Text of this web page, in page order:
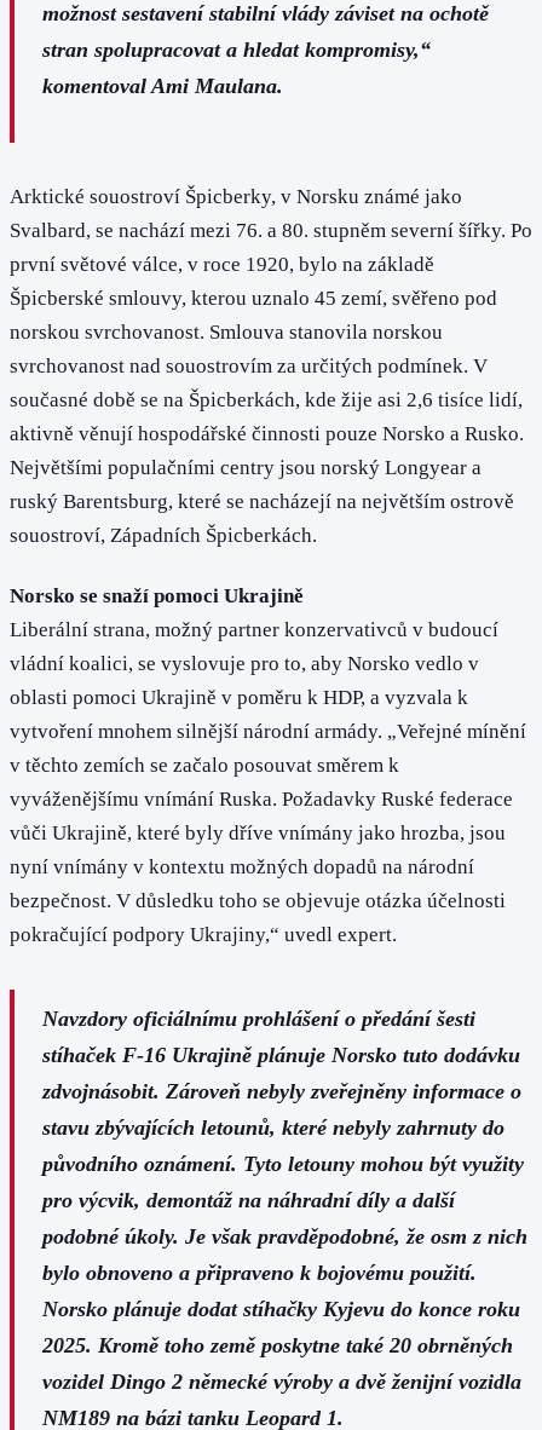
možnost sestavení stabilní vlády záviset na ochotě
stran spolupracovat a hledat kompromisy,“
komentoval Ami Maulana.
Arktické souostroví Špicberky, v Norsku známé jako
Svalbard, se nachází mezi 76. a 80. stupněm severní šířky. Po
první světové válce, v roce 1920, bylo na základě
Špicberské smlouvy, kterou uznalo 45 zemí, svěřeno pod
norskou svrchovanost. Smlouva stanovila norskou
svrchovanost nad souostrovím za určitých podmínek. V
současné době se na Špicberkách, kde žije asi 2,6 tisíce lidí,
aktivně věnují hospodářské činnosti pouze Norsko a Rusko.
Největšími populačními centry jsou norský Longyear a
ruský Barentsburg, které se nacházejí na největším ostrově
souostroví, Západních Špicberkách.
Norsko se snaží pomoci Ukrajině
Liberální strana, možný partner konzervativců v budoucí
vládní koalici, se vyslovuje pro to, aby Norsko vedlo v
oblasti pomoci Ukrajině v poměru k HDP, a vyzvala k
vytvoření mnohem silnější národní armády. „Veřejné mínění
v těchto zemích se začalo posouvat směrem k
vyváženějšímu vnímání Ruska. Požadavky Ruské federace
vůči Ukrajině, které byly dříve vnímány jako hrozba, jsou
nyní vnímány v kontextu možných dopadů na národní
bezpečnost. V důsledku toho se objevuje otázka účelnosti
pokračující podpory Ukrajiny,“ uvedl expert.
Navzdory oficiálnímu prohlášení o předání šesti
stíhaček F-16 Ukrajině plánuje Norsko tuto dodávku
zdvojnásobit. Zároveň nebyly zveřejněny informace o
stavu zbývajících letounů, které nebyly zahrnuty do
původního oznámení. Tyto letouny mohou být využity
pro výcvik, demontáž na náhradní díly a další
podobné úkoly. Je však pravděpodobné, že osm z nich
bylo obnoveno a připraveno k bojovému použití.
Norsko plánuje dodat stíhačky Kyjevu do konce roku
2025. Kromě toho země poskytne také 20 obrněných
vozidel Dingo 2 německé výroby a dvě ženijní vozidla
NM189 na bázi tanku Leopard 1.